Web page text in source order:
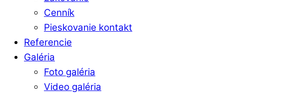
Cenník
Pieskovanie kontakt
Referencie
Galéria
Foto galéria
Video galéria